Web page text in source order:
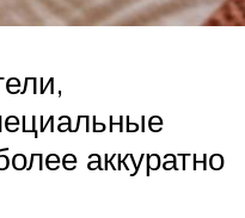
аккуратно